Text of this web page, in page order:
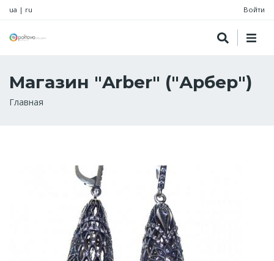
ua | ru Войти
Магазин "Arber" ("Арбер")
Строка
Главная